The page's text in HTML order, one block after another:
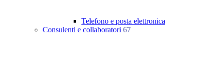
Telefono e posta elettronica
Consulenti e collaboratori 67